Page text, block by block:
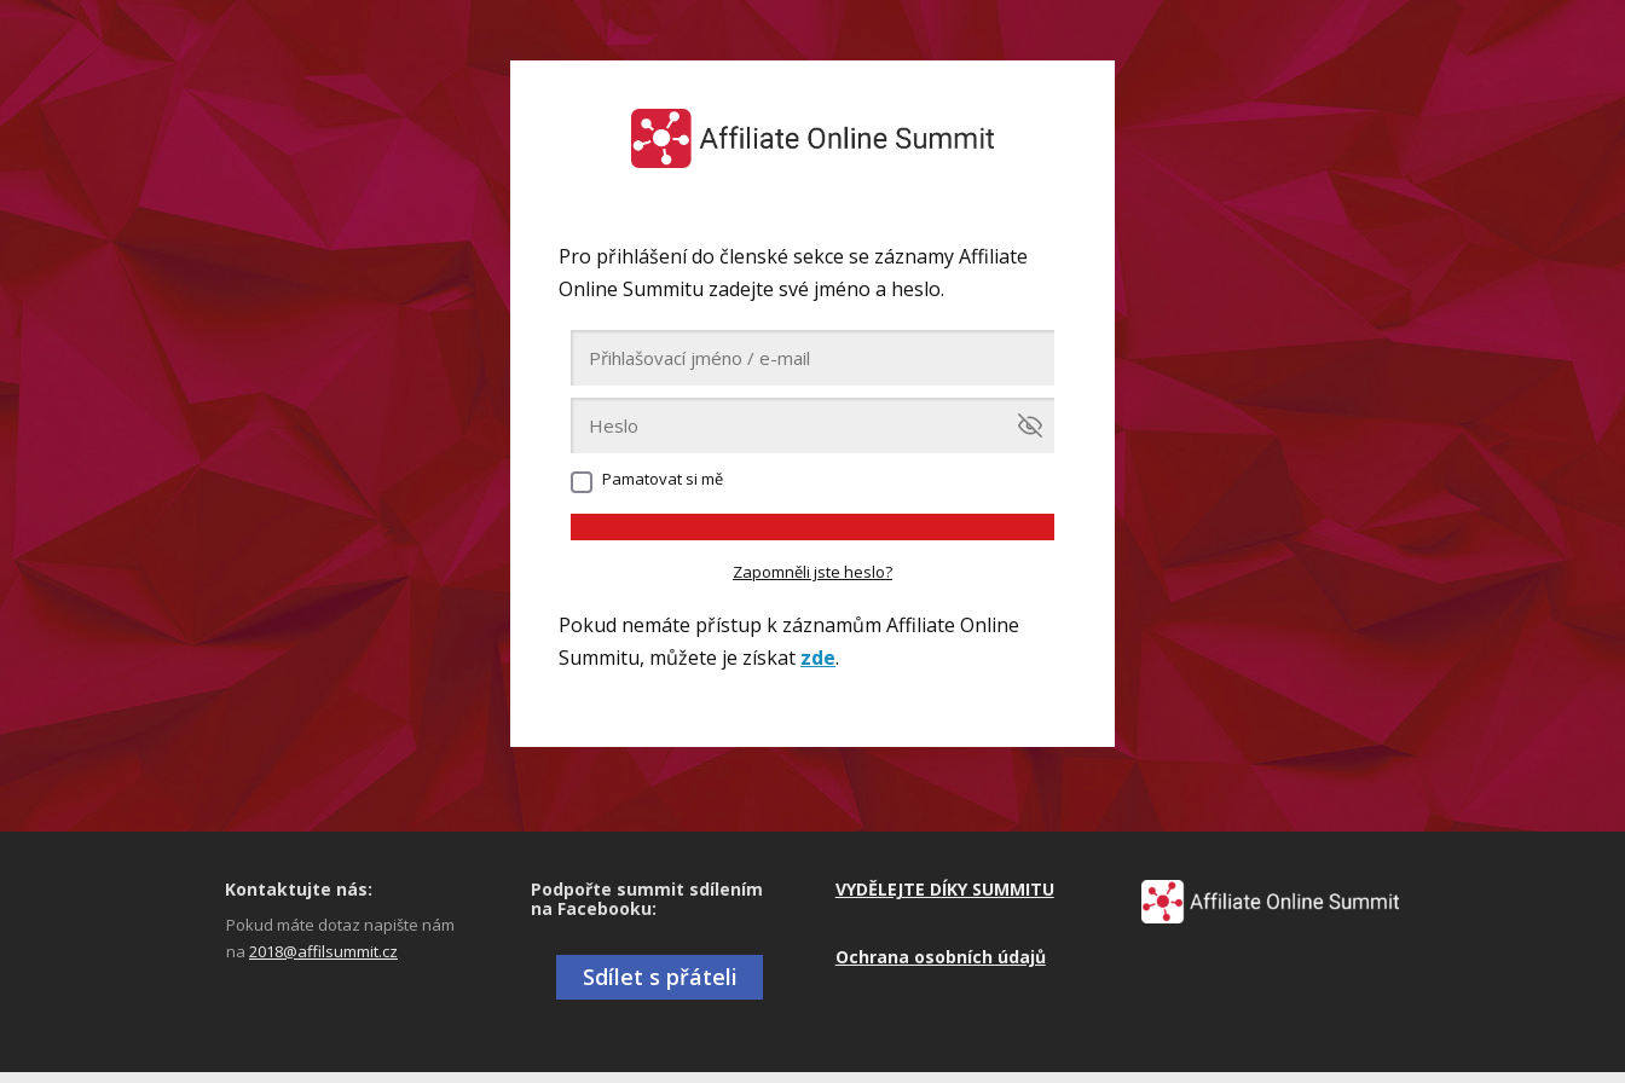
Pro přihlášení do členské sekce se záznamy Affiliate
Online Summitu zadejte své jméno a heslo.
Pamatovat si mě
Zapomněli jste heslo?
Pokud nemáte přístup k záznamům Affiliate Online
Summitu, můžete je získat zde.
Kontaktujte nás:
Pokud máte dotaz napište nám
na 2018@affilsummit.cz
Podpořte summit sdílením
na Facebooku:
Sdílet s přáteli
VYDĚLEJTE DÍKY SUMMITU
Ochrana osobních údajů